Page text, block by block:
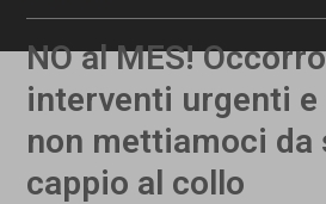
NO al MES!
interventi urgenti
non mettiamoci da
cappio al collo